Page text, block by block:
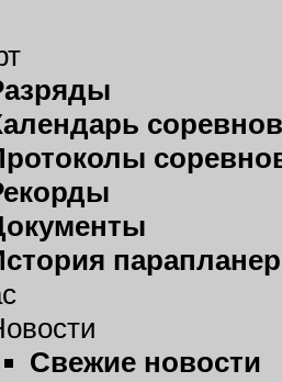
Свежие новости